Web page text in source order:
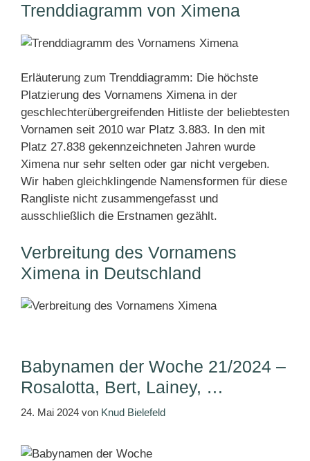
Trenddiagramm von Ximena
Erläuterung zum Trenddiagramm: Die höchste
Platzierung des Vornamens Ximena in der
geschlechterübergreifenden Hitliste der beliebtesten
Vornamen seit 2010 war Platz 3.883. In den mit
Platz 27.838 gekennzeichneten Jahren wurde
Ximena nur sehr selten oder gar nicht vergeben.
Wir haben gleichklingende Namensformen für diese
Rangliste nicht zusammengefasst und
ausschließlich die Erstnamen gezählt.
Verbreitung des Vornamens
Ximena in Deutschland
Babynamen der Woche 21/2024 –
Rosalotta, Bert, Lainey, …
24. Mai 2024 von Knud Bielefeld